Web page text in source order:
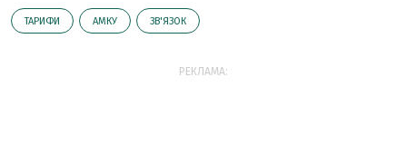
ТАРИФИ АМКУ ЗВ'ЯЗОК
РЕКЛАМА: